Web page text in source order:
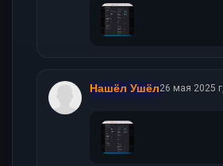
Нашёл Ушёл26 мая 2025